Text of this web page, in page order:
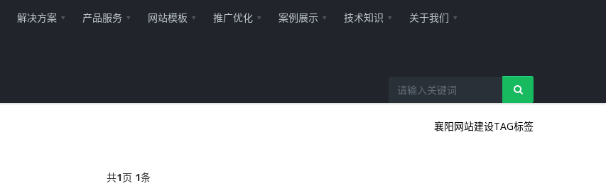
解决方案 产品服务 网站模板 推广优化 案例展示 技术知识 关于我们
襄阳网站建设TAG标签
共1页 1条